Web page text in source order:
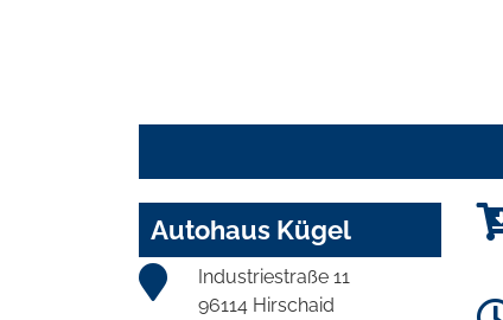
Autohaus Kügel
Industriestraße 11
96114 Hirschaid